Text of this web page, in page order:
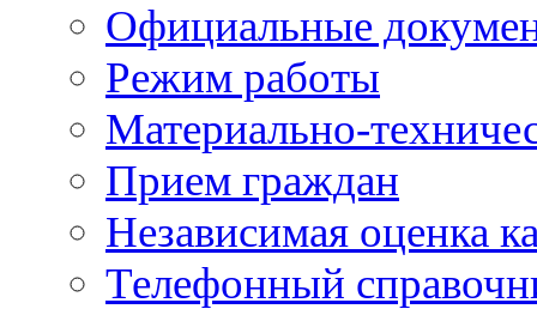
Официальные
Режим работы
Материально-
Прием граждан
Независимая оценка
Телефонный